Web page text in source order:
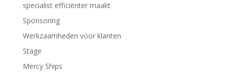
specialist efficiënter maakt
Sponsoring
Werkzaamheden voor klanten
Stage
Mercy Ships